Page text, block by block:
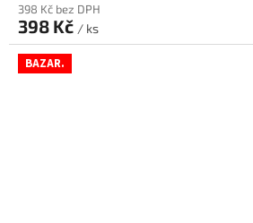
398 Kč bez DPH
398 Kč / ks
BAZAR.